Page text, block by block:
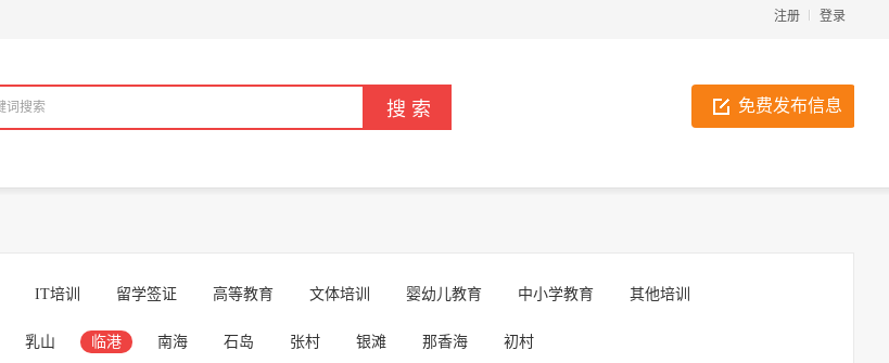
登录
注册
免费发布信息
IT培训 留学签证 高等教育 文体培训 婴幼儿教育 中小学教育 其他培训
乳山 临港 南海 石岛 张村 银滩 那香海 初村